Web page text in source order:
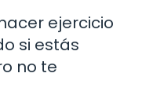
ejercicio
si estás
no te